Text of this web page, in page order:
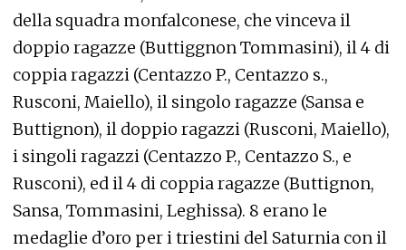
della squadra monfalconese, che vinceva il
doppio ragazze (Buttiggnon Tommasini), il 4 di
coppia ragazzi (Centazzo P., Centazzo s.,
Rusconi, Maiello), il singolo ragazze (Sansa e
Buttignon), il doppio ragazzi (Rusconi, Maiello),
i singoli ragazzi (Centazzo P., Centazzo S., e
Rusconi), ed il 4 di coppia ragazze (Buttignon,
Sansa, Tommasini, Leghissa). 8 erano le
medaglie d’oro per i triestini del Saturnia con il